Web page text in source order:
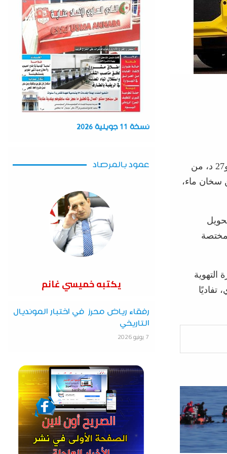
تدخلت مصالح الحماية المدنية لولاية عنابة، زوال أمين، على الساعة 13 سا و27 د، من
سخان ماء،
التهوية
تفاديًا
نسخة 11 جويلية 2026
عمود بالمرصاد
يكتبه خميسي غانم
رفقاء رياض محرز في اختبار المونديال
التاريخي
7 يونيو 2026